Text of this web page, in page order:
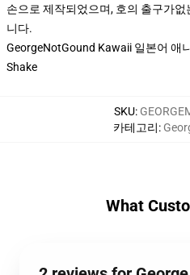
손으로 제작되었으며, 호의 출구가
니다.
GeorgeNotGound Kawaii 일본어 애
Shake
SKU:
카테고리:
What